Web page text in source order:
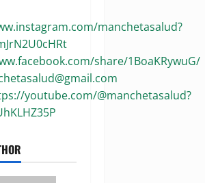
manchetasalud?
share/1BoaKRywuG/
youtube.com/@manchetasalud?